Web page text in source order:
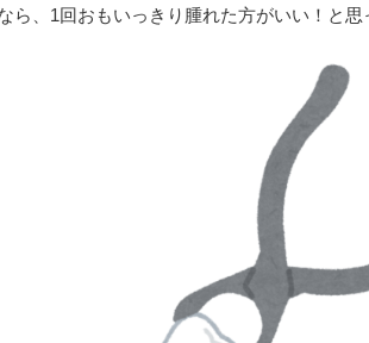
ら、1回おもいっきり腫れた方がいい！と